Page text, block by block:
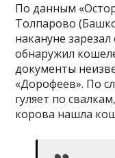
По данным
Толпарово
накануне
обнаружил
документы
«Дорофеев». По
гуляет по
корова нашла